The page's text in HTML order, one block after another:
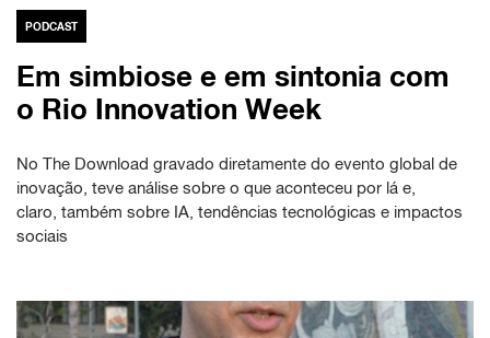
PODCAST
Em simbiose e em sintonia com
o Rio Innovation Week
No The Download gravado diretamente do evento global de
inovação, teve análise sobre o que aconteceu por lá e,
claro, também sobre IA, tendências tecnológicas e impactos
sociais